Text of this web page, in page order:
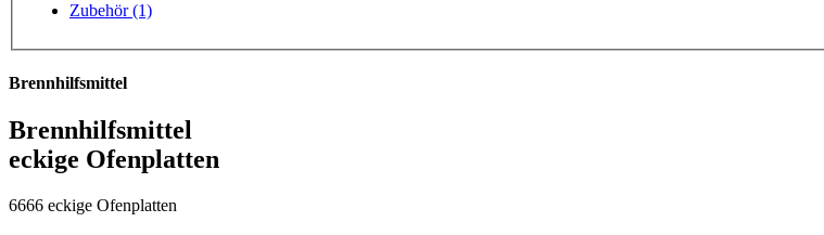
Zubehör (1)
Brennhilfsmittel
Brennhilfsmittel
eckige Ofenplatten
6666 eckige Ofenplatten